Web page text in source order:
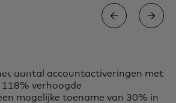
heeft een krachtig
met
aantal accountactiveringen met
118% verhoogde
mogelijke toename van 30% in